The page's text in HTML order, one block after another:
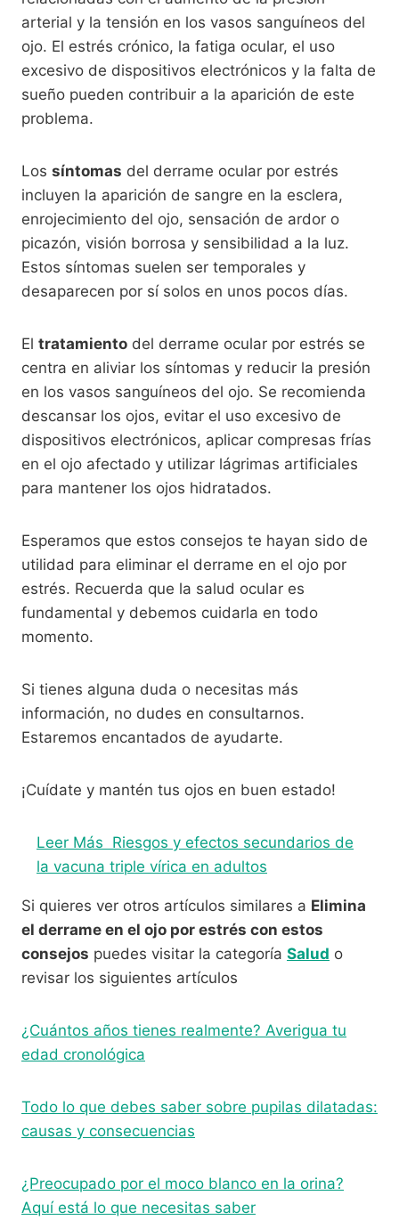
arterial y la tensión en los vasos sanguíneos del
ojo. El estrés crónico, la fatiga ocular, el uso
excesivo de dispositivos electrónicos y la falta de
sueño pueden contribuir a la aparición de este
problema.
Los síntomas del derrame ocular por estrés
incluyen la aparición de sangre en la esclera,
enrojecimiento del ojo, sensación de ardor o
picazón, visión borrosa y sensibilidad a la luz.
Estos síntomas suelen ser temporales y
desaparecen por sí solos en unos pocos días.
El tratamiento del derrame ocular por estrés se
centra en aliviar los síntomas y reducir la presión
en los vasos sanguíneos del ojo. Se recomienda
descansar los ojos, evitar el uso excesivo de
dispositivos electrónicos, aplicar compresas frías
en el ojo afectado y utilizar lágrimas artificiales
para mantener los ojos hidratados.
Esperamos que estos consejos te hayan sido de
utilidad para eliminar el derrame en el ojo por
estrés. Recuerda que la salud ocular es
fundamental y debemos cuidarla en todo
momento.
Si tienes alguna duda o necesitas más
información, no dudes en consultarnos.
Estaremos encantados de ayudarte.
¡Cuídate y mantén tus ojos en buen estado!
Leer Más Riesgos y efectos secundarios de
la vacuna triple vírica en adultos
Si quieres ver otros artículos similares a Elimina
el derrame en el ojo por estrés con estos
consejos puedes visitar la categoría Salud o
revisar los siguientes artículos
¿Cuántos años tienes realmente? Averigua tu
edad cronológica
Todo lo que debes saber sobre pupilas dilatadas:
causas y consecuencias
¿Preocupado por el moco blanco en la orina?
Aquí está lo que necesitas saber